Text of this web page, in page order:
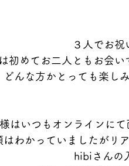
３人でお
初めてお二人ともお会
どんな方かとっても楽し
はいつもオンラインに
はわかっていましたがリ
hibiさんの